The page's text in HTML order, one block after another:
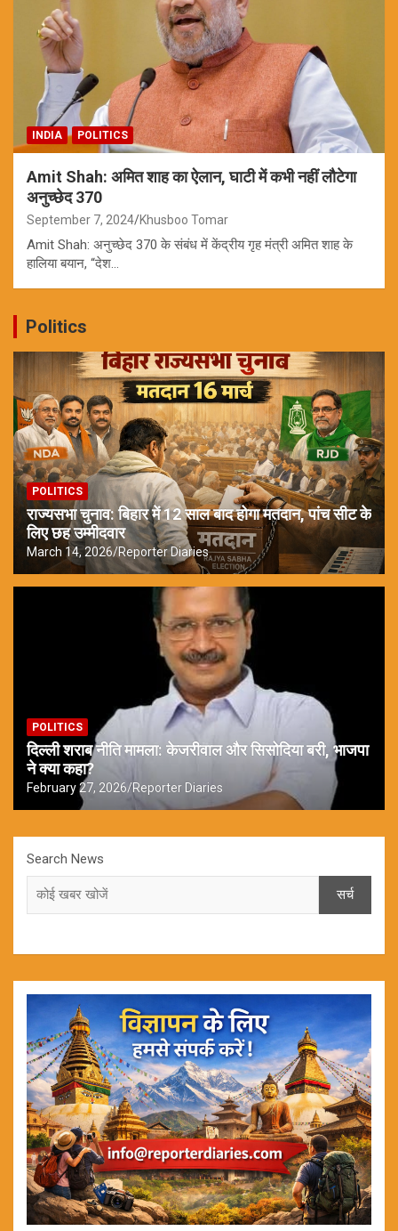
INDIA POLITICS
Amit Shah: अमित शाह का ऐलान, घाटी में कभी नहीं लौटेगा
अनुच्छेद 370
September 7, 2024 Khusboo Tomar
Amit Shah: अनुच्छेद 370 के संबंध में केंद्रीय गृह मंत्री अमित शाह के
हालिया बयान, “देश…
Politics
POLITICS
राज्यसभा चुनाव: बिहार में 12 साल बाद होगा मतदान, पांच सीट के
लिए छह उम्मीदवार
March 14, 2026 Reporter Diaries
POLITICS
दिल्ली शराब नीति मामला: केजरीवाल और सिसोदिया बरी, भाजपा
ने क्या कहा?
February 27, 2026 Reporter Diaries
Search News
सर्च